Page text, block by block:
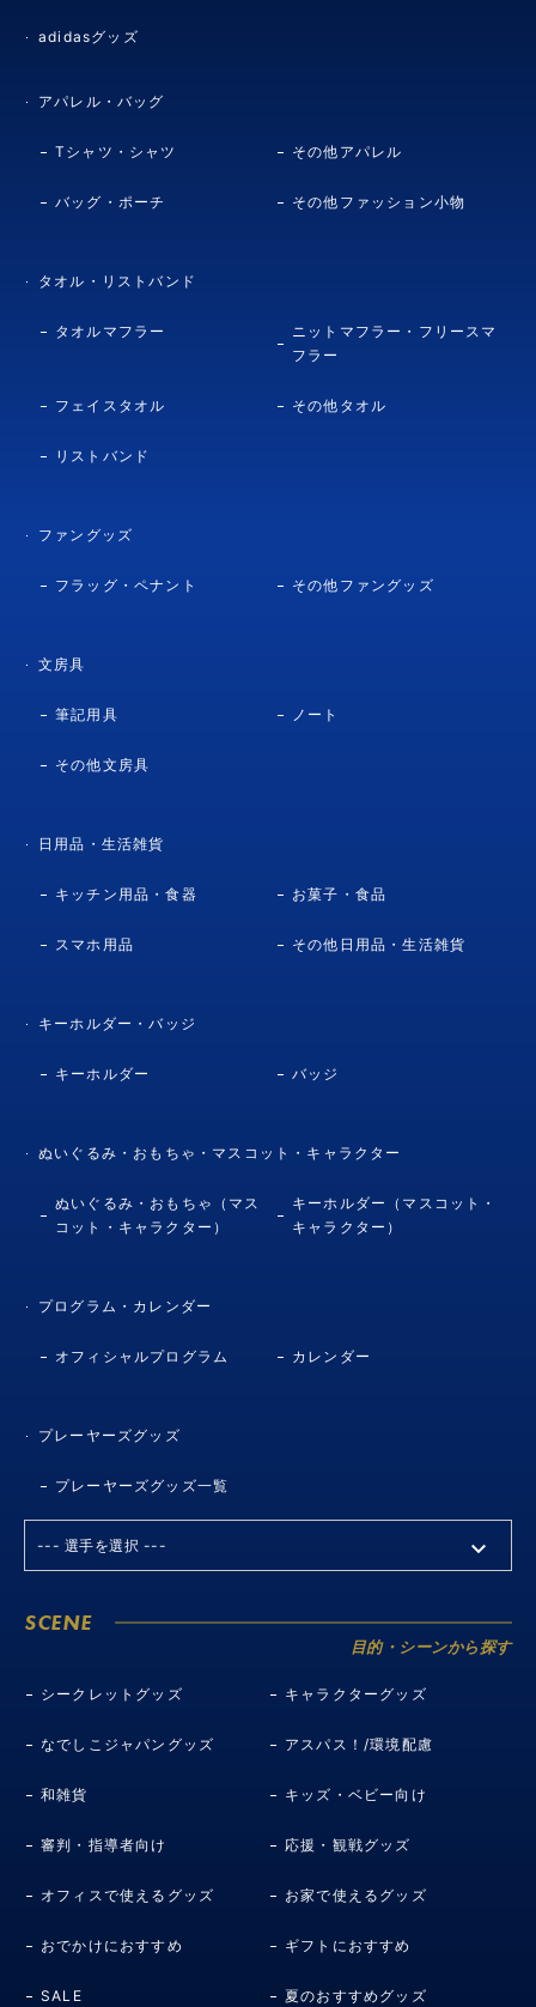
adidasグッズ
アパレル・バッグ
Tシャツ・シャツ その他アパレル
バッグ・ポーチ その他ファッション小物
タオル・リストバンド
タオルマフラー
ニットマフラー・フリースマ
フラー
フェイスタオル その他タオル
リストバンド
ファングッズ
フラッグ・ペナント その他ファングッズ
文房具
筆記用具 ノート
その他文房具
日用品・生活雑貨
キッチン用品・食器 お菓子・食品
スマホ用品 その他日用品・生活雑貨
キーホルダー・バッジ
キーホルダー バッジ
ぬいぐるみ・おもちゃ・マスコット・キャラクター
ぬいぐるみ・おもちゃ（マス
コット・キャラクター）
キーホルダー（マスコット・
キャラクター）
プログラム・カレンダー
オフィシャルプログラム カレンダー
プレーヤーズグッズ
プレーヤーズグッズ一覧
SCENE
目的・シーンから探す
シークレットグッズ キャラクターグッズ
なでしこジャパングッズ アスパス！/環境配慮
和雑貨 キッズ・ベビー向け
審判・指導者向け 応援・観戦グッズ
オフィスで使えるグッズ お家で使えるグッズ
おでかけにおすすめ ギフトにおすすめ
SALE 夏のおすすめグッズ